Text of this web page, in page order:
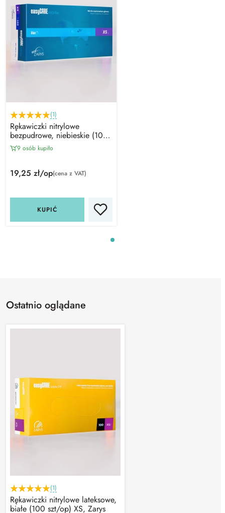
(1)
Rękawiczki nitrylowe
bezpudrowe, niebieskie (100
szt/op) XS, Zarys
9 osób kupiło
19,25 zł/op(cena z VAT)
KUPIĆ
Ostatnio oglądane
(1)
Rękawiczki nitrylowe lateksowe,
białe (100 szt/op) XS, Zarys